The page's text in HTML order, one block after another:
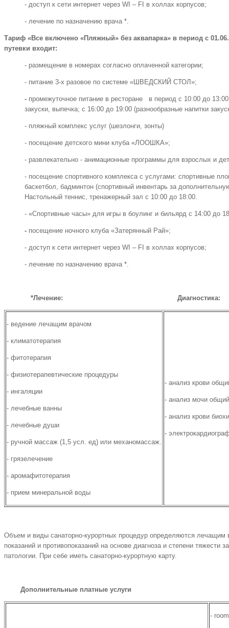
- доступ к сети интернет через WI – FI в холлах корпусов;
- лечение по назначению врача *.
Тариф «Все включено «Пляжный» без аквапарка» в период с
путевки входит:
- размещение в номерах согласно оплаченной категории;
- питание 3-х разовое по системе «ШВЕДСКИЙ СТОЛ»;
- промежуточное питание в ресторане в период с 10:00 до 13:00
закуски, выпечка; с 16:00 до 19:00 (разнообразные напитки
- пляжный комплекс услуг (шезлонги, зонты)
- посещение детского мини клуба «ЛООШКА»;
- развлекательно - анимационные программы для взрослых и
- посещение спортивного комплекса с услугами: спортивные
баскетбол, бадминтон (спортивный инвентарь за
Настольный теннис, тренажерный зал с 10:00 до 18:00.
- «Спортивные часы» для игры в боулинг и бильярд с 14:00 до
- посещение ночного клуба «Затерянный Рай»;
- доступ к сети интернет через WI – FI в холлах корпусов;
- лечение по назначению врача *.
*Лечение: Диагностика:
- ведение лечащим врачом
- климатотерапия
- фитотерапия
- физиотерапевтические процедуры
- ингаляции
- лечебные ванны
- лечебные души
- ручной массаж (1,5 усл. ед) или механомассаж.
- грязелечение
- аромафитотерапия
- прием минеральной воды
- анализ крови
- анализ мочи общий
- анализ крови
-
Объем и виды санаторно-курортных процедур определяются лечащим
показаний и противопоказаний на основе диагноза и степени тяжести
патологии. При себе иметь санаторно-курортную карту.
Дополнительные платные услуги
-